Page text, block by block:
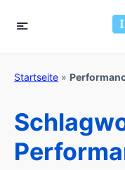
Startseite »